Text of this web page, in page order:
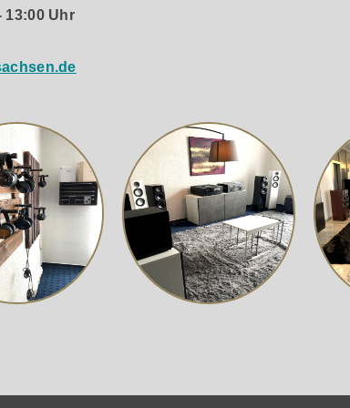
und Synergie mit einem ESS ES9038Q2M
Architektur von ESS Technology und den
und einem proprietären DC-gekoppelten
für den digitalen Audiokenner zu bieten.
Plus"-Stufe von Tidal, in der Tidal Masters
13:00 Uhr